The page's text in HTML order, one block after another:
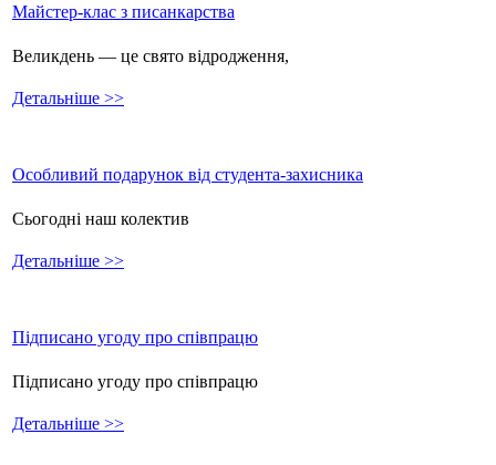
Майстер-клас з писанкарства
Великдень — це свято відродження,
Детальніше >>
Особливий подарунок від студента-захисника
Сьогодні наш колектив
Детальніше >>
Підписано угоду про співпрацю
Підписано угоду про співпрацю
Детальніше >>